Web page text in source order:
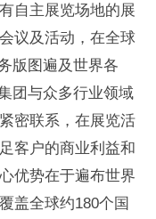
自主展览场地的展
议及活动，在全球
版图遍及世界各
团与众多行业领域
密联系，在展览活
客户的商业利益和
优势在于遍布世界
盖全球约180个国